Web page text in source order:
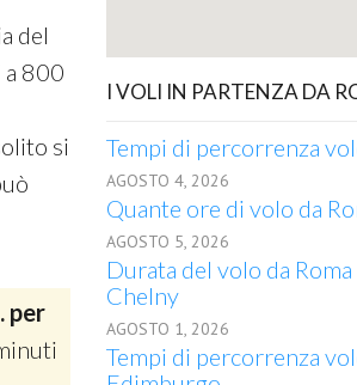
del
a 800
si
per
I VOLI IN PARTENZA DA
Tempi di percorrenza
AGOSTO 4, 2026
Quante ore di volo da
AGOSTO 5, 2026
Durata del volo da
Chelny
AGOSTO 1, 2026
Tempi di percorrenza